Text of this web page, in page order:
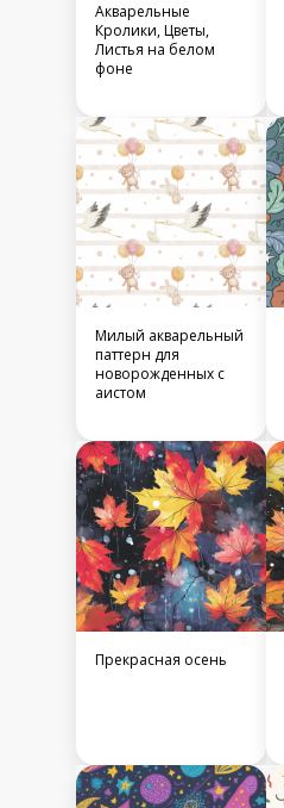
Акварельные
Кролики, Цветы,
Листья на белом
фоне
Милый акварельный
паттерн для
новорожденных с
аистом
Прекрасная осень